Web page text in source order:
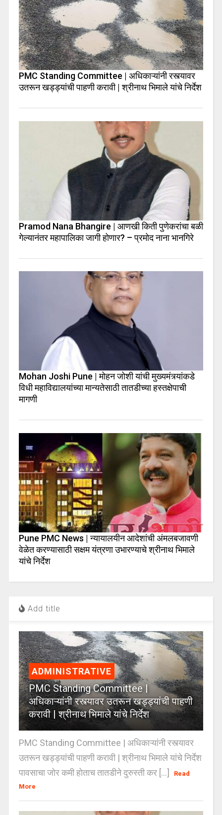
PMC Standing Committee | अधिकाऱ्यांनी रस्त्यावर
उतरून खड्ड्यांची पाहणी करावी | श्रीनाथ भिमाले यांचे निर्देश
Pramod Nana Bhangire | आणखी किती पुणेकरांचा बळी
गेल्यानंतर महापालिका जागी होणार? – प्रमोद नाना भानगिरे
Mohan Joshi Pune | मोहन जोशी यांची मुख्यमंत्र्यांकडे
विधी महाविद्यालयांच्या मान्यतेसाठी तातडीच्या हस्तक्षेपाची
मागणी
Pune PMC News | न्यायालयीन आदेशांची अंमलबजावणी
वेळेत करण्यासाठी सक्षम यंत्रणा उभारण्याचे श्रीनाथ भिमाले
यांचे निर्देश
Add title
ADMINISTRATIVE
PMC Standing Committee |
अधिकाऱ्यांनी रस्त्यावर उतरून खड्ड्यांची पाहणी
करावी | श्रीनाथ भिमाले यांचे निर्देश
PMC Standing Committee | अधिकाऱ्यांनी रस्त्यावर
उतरून खड्ड्यांची पाहणी करावी | श्रीनाथ भिमाले यांचे निर्देश
पावसाचा जोर कमी होताच तातडीने दुरुस्ती कर [...]
Read
More